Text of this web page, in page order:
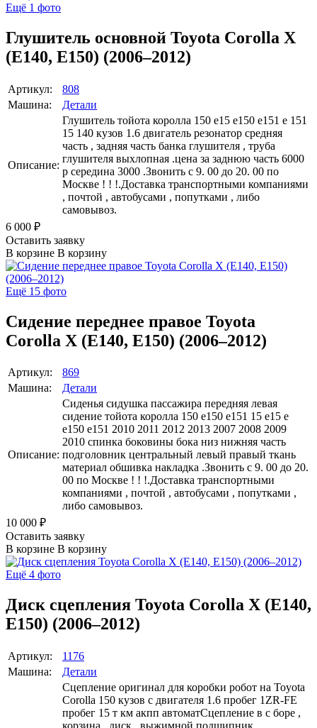
Ещё 1 фото
Глушитель основной Toyota Corolla X
(E140, E150) (2006–2012)
Артикул:
808
Машина:
Детали
Описание:
Глушитель тойота королла 150 е15 е150 е151 е 151
15 140 кузов 1.6 двигатель резонатор средняя
часть , задняя часть банка глушителя , труба
глушителя выхлопная .цена за заднюю часть 6000
р середина 3000 .Звонить с 9. 00 до 20. 00 по
Москве ! ! !.Доставка транспортными компаниями
, почтой , автобусами , попутками , либо
самовывоз.
6 000 ₽
Оставить заявку
В корзине В корзину
Ещё 15 фото
Сидение переднее правое Toyota
Corolla X (E140, E150) (2006–2012)
Артикул:
869
Машина:
Детали
Описание:
Сиденья сидушка пассажира передняя левая
сидение тойота королла 150 е150 е151 15 е15 е
e150 e151 2010 2011 2012 2013 2007 2008 2009
2010 спинка боковины бока низ нижняя часть
подголовник центральный левый правый ткань
материал обшивка накладка .Звонить с 9. 00 до 20.
00 по Москве ! ! !.Доставка транспортными
компаниями , почтой , автобусами , попутками ,
либо самовывоз.
10 000 ₽
Оставить заявку
В корзине В корзину
Ещё 4 фото
Диск сцепления Toyota Corolla X (E140,
E150) (2006–2012)
Артикул:
1176
Машина:
Детали
Сцепление оригинал для коробки робот на Toyota
Corolla 150 кузов с двигателя 1.6 пробег 1ZR-FE
пробег 15 т км акпп автоматСцепление в с боре ,